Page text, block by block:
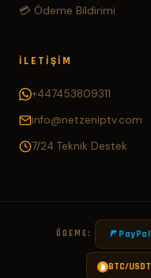
💳 Ödeme Bildirimi
İLETIŞIM
+447453809311
info@netzeniptv.com
7/24 Teknik Destek
ÖDEME: PayPal
BTC/USDT